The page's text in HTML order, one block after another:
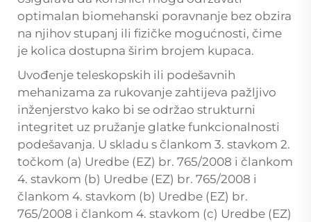
optimalan biomehanski poravnanje bez obzira
na njihov stupanj ili fizičke mogućnosti, čime
je kolica dostupna širim brojem kupaca.
Uvođenje teleskopskih ili podešavnih
mehanizama za rukovanje zahtijeva pažljivo
inženjerstvo kako bi se održao strukturni
integritet uz pružanje glatke funkcionalnosti
podešavanja. U skladu s člankom 3. stavkom 2.
točkom (a) Uredbe (EZ) br. 765/2008 i člankom
4. stavkom (b) Uredbe (EZ) br. 765/2008 i
člankom 4. stavkom (b) Uredbe (EZ) br.
765/2008 i člankom 4. stavkom (c) Uredbe (EZ)